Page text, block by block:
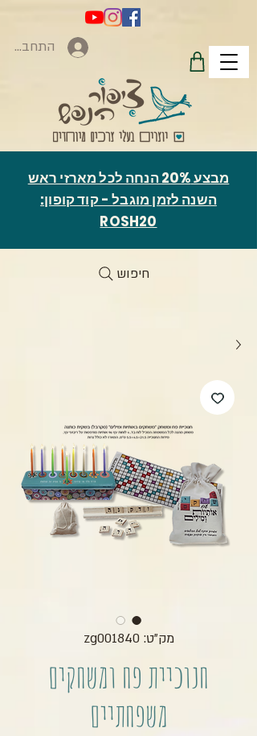
התחברות
חיפוש
מבצע 20% הנחה לכל מארזי ראש
השנה לזמן מוגבל - קוד קופון:
ROSH20
מק"ט: zg001840
חנוכיית פח ומשחקים
משפחתיים